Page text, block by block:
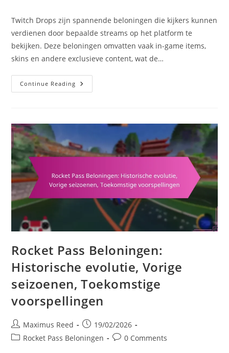
Twitch Drops zijn spannende beloningen die kijkers kunnen
verdienen door bepaalde streams op het platform te
bekijken. Deze beloningen omvatten vaak in-game items,
skins en andere exclusieve content, wat de…
Continue Reading Twitch
Drops:
Items,
Van
Drops
Rocket Pass Beloningen:
Historische evolutie, Vorige
seizoenen, Toekomstige
voorspellingen
Post
author:
Maximus Reed
Post
published:
19/02/2026
PostRocket Pass Beloningen
Post0 Comments